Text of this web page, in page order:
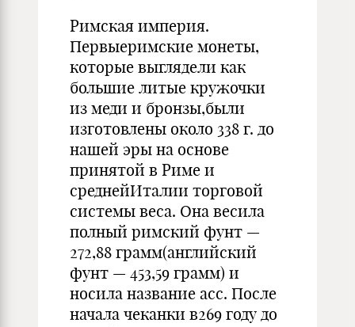
Римская империя.
Первыеримские монеты,
которые выглядели как
большие литые кружочки
из меди и бронзы,были
изготовлены около 338 г. до
нашей эры на основе
принятой в Риме и
среднейИталии торговой
системы веса. Она весила
полный римский фунт —
272,88 грамм(английский
фунт — 453,59 грамм) и
носила название асс. После
начала чеканки в269 году до